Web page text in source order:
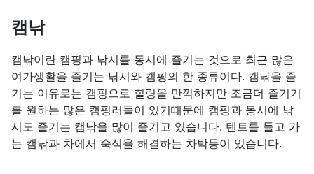
캠낚
캠낚이란 캠핑과 낚시를 동시에 즐기는 것으로 최근 많은
여가생활을 즐기는 낚시와 캠핑의 한 종류이다. 캠낚을 즐
기는 이유로는 캠핑으로 힐링을 만끽하지만 조금더 즐기기
를 원하는 많은 캠핑러들이 있기때문에 캠핑과 동시에 낚
시도 즐기는 캠낚을 많이 즐기고 있습니다. 텐트를 들고 가
는 캠낚과 차에서 숙식을 해결하는 차박등이 있습니다.